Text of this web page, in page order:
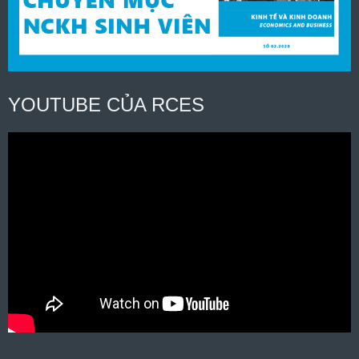
YOUTUBE CỦA RCES